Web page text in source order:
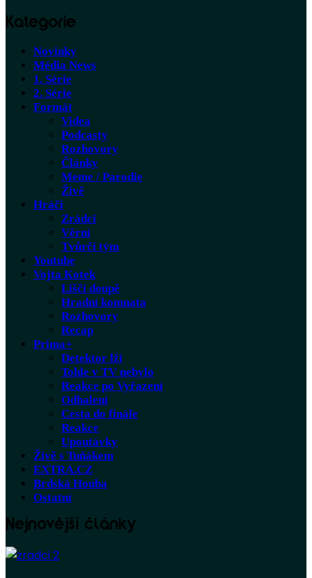
Kategorie
Novinky
Média News
1. Série
2. Série
Formát
Videa
Podcasty
Rozhovory
Články
Meme / Parodie
Živě
Hráči
Zrádci
Věrní
Tvůrčí tým
Youtube
Vojta Kotek
Liščí doupě
Hradní komnata
Rozhovory
Recap
Prima+
Detektor lži
Tohle v TV nebylo
Reakce po Vyřazení
Odhalení
Cesta do finále
Reakce
Upoutávky
Živě s Tuňákem
EXTRA.CZ
Brdská Houba
Ostatní
Nejnovější články